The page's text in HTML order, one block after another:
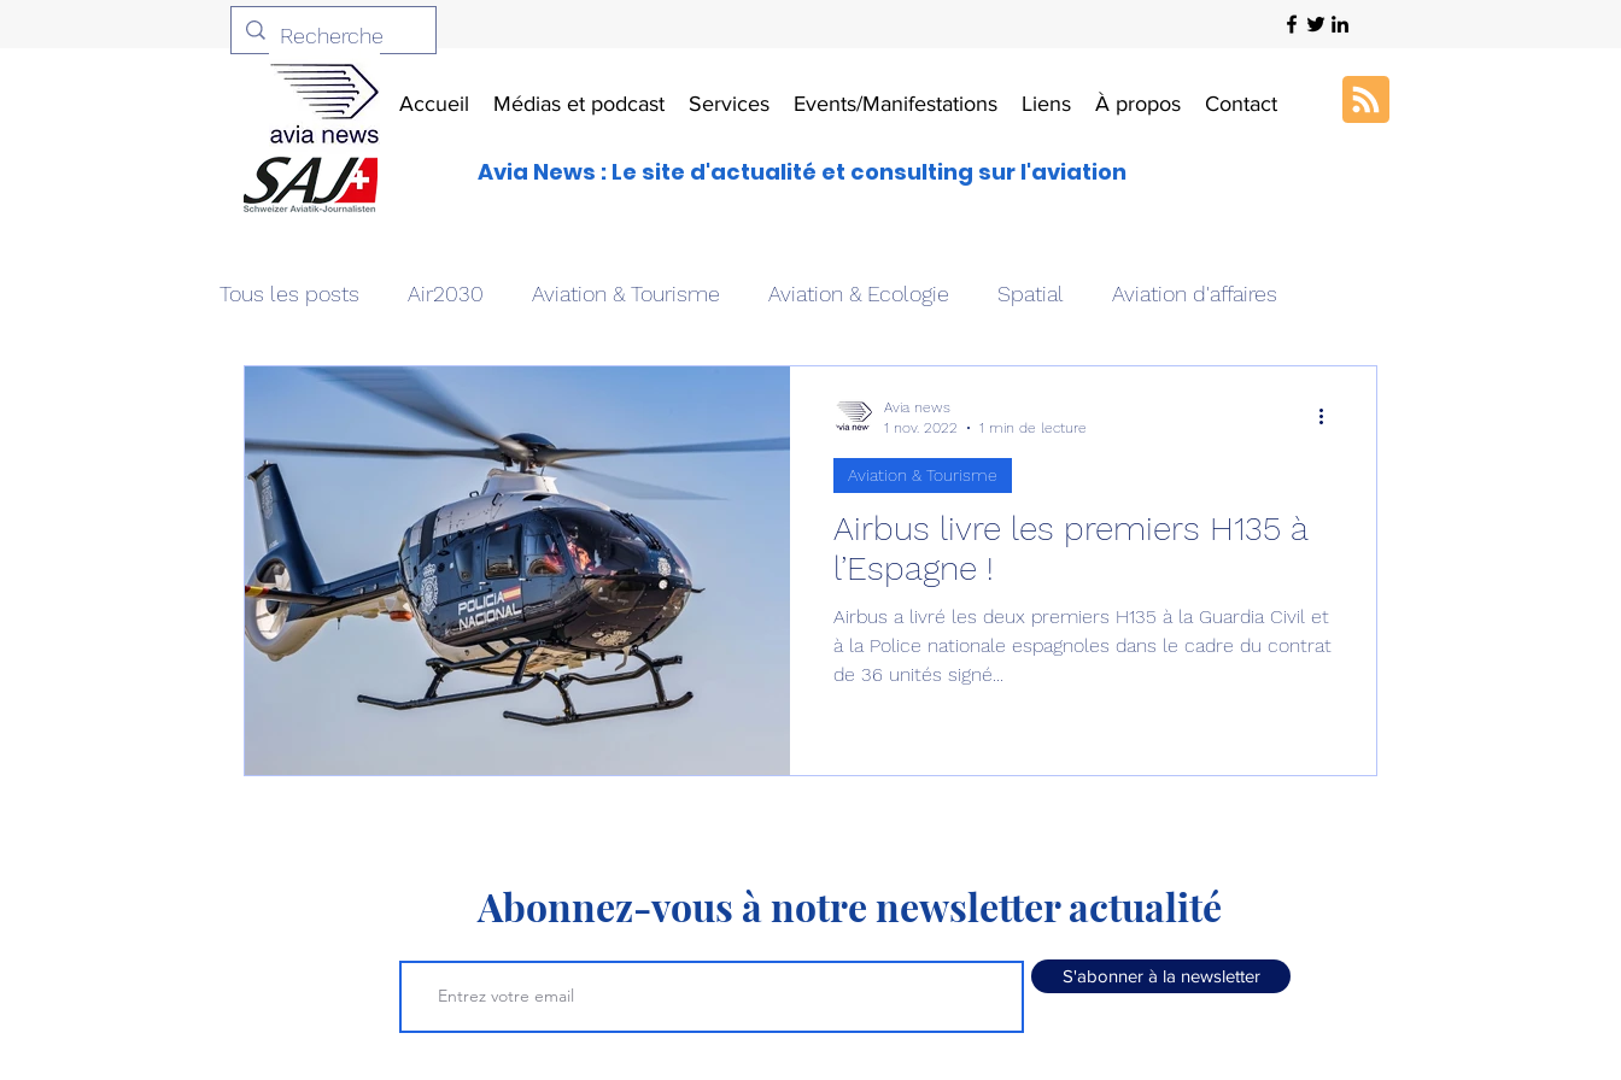
Accueil Médias et podcast Services Events/Manifestations Liens À propos Contact
Avia News : Le site d'actualité et consulting sur l'aviation
Tous les posts Air2030 Aviation & Tourisme Aviation & Ecologie Spatial Aviation d'affaires
Aviation & Défense
Patrimoine aéronautique Avionique & pilotage Avion expérimental
1 er avril Motorisation Défense sol-air DSA Amphibie Drones
Bombardier Global 6500 Fret aérien Salon Aéronautique de Dubaï 25
Airbus H145M Opération militaire au Vénézuela Simulateur avion de combat Avionneurs
Airbus livre les premiers H135 à
l’Espagne !
Airbus a livré les deux premiers H135 à la Guardia Civil et
à la Police nationale espagnoles dans le cadre du contrat
de 36 unités signé...
Aviation & Tourisme
Avia news
1 nov. 2022
1 min de lecture
Abonnez-vous à notre newsletter actualité
S'abonner à la newsletter